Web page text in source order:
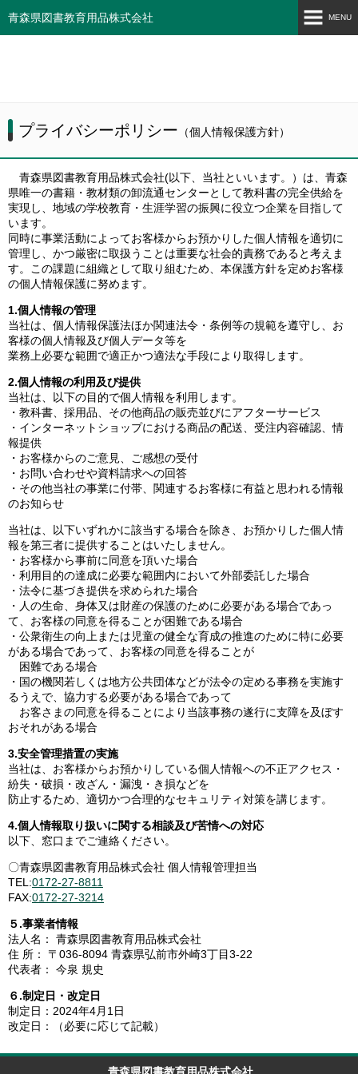
青森県図書教育用品株式会社 MENU
郷土出版物情報
会社案内
ネットショップ
プライバシーポリシー （個人情報保護方針）
青森県図書教育用品株式会社(以下、当社といいます。）は、青森
県唯一の書籍・教材類の卸流通センターとして教科書の完全供給を
実現し、地域の学校教育・生涯学習の振興に役立つ企業を目指して
います。
同時に事業活動によってお客様からお預かりした個人情報を適切に
管理し、かつ厳密に取扱うことは重要な社会的責務であると考えま
す。この課題に組織として取り組むため、本保護方針を定めお客様
の個人情報保護に努めます。
1.個人情報の管理
当社は、個人情報保護法ほか関連法令・条例等の規範を遵守し、お
客様の個人情報及び個人データ等を
業務上必要な範囲で適正かつ適法な手段により取得します。
2.個人情報の利用及び提供
当社は、以下の目的で個人情報を利用します。
・教科書、採用品、その他商品の販売並びにアフターサービス
・インターネットショップにおける商品の配送、受注内容確認、情
報提供
・お客様からのご意見、ご感想の受付
・お問い合わせや資料請求への回答
・その他当社の事業に付帯、関連するお客様に有益と思われる情報
のお知らせ
当社は、以下いずれかに該当する場合を除き、お預かりした個人情
報を第三者に提供することはいたしません。
・お客様から事前に同意を頂いた場合
・利用目的の達成に必要な範囲内において外部委託した場合
・法令に基づき提供を求められた場合
・人の生命、身体又は財産の保護のために必要がある場合であっ
て、お客様の同意を得ることが困難である場合
・公衆衛生の向上または児童の健全な育成の推進のために特に必要
がある場合であって、お客様の同意を得ることが
困難である場合
・国の機関若しくは地方公共団体などが法令の定める事務を実施す
るうえで、協力する必要がある場合であって
お客さまの同意を得ることにより当該事務の遂行に支障を及ぼす
おそれがある場合
3.安全管理措置の実施
当社は、お客様からお預かりしている個人情報への不正アクセス・
紛失・破損・改ざん・漏洩・き損などを
防止するため、適切かつ合理的なセキュリティ対策を講じます。
4.個人情報取り扱いに関する相談及び苦情への対応
以下、窓口までご連絡ください。
〇青森県図書教育用品株式会社 個人情報管理担当
TEL:0172-27-8811
FAX:0172-27-3214
５.事業者情報
法人名： 青森県図書教育用品株式会社
住 所： 〒036-8094 青森県弘前市外崎3丁目3-22
代表者： 今泉 規史
６.制定日・改定日
制定日：2024年4月1日
改定日：（必要に応じて記載）